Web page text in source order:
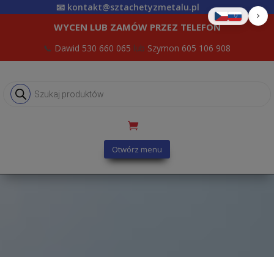
📧 kontakt@sztachetyzmetalu.pl
WYCEN LUB ZAMÓW PRZEZ TELEFON
📞 Dawid 530 660 065 lub Szymon 605 106 908
Wyszukiwarka
produktów
Otwórz menu